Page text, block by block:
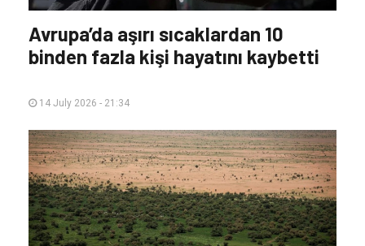
Avrupa’da aşırı sıcaklardan 10
binden fazla kişi hayatını kaybetti
14 July 2026 - 21:34